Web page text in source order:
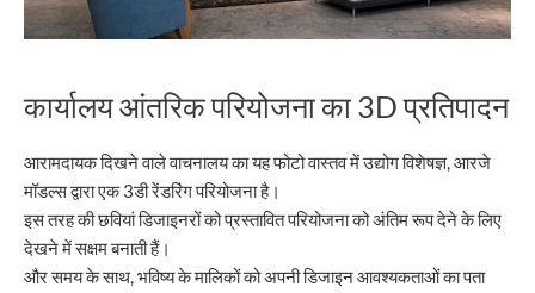
कार्यालय आंतरिक परियोजना का 3D प्रतिपादन
आरामदायक दिखने वाले वाचनालय का यह फोटो वास्तव में उद्योग विशेषज्ञ, आरजे
मॉडल्स द्वारा एक 3डी रेंडरिंग परियोजना है।
इस तरह की छवियां डिजाइनरों को प्रस्तावित परियोजना को अंतिम रूप देने के लिए
देखने में सक्षम बनाती हैं।
और समय के साथ, भविष्य के मालिकों को अपनी डिजाइन आवश्यकताओं का पता